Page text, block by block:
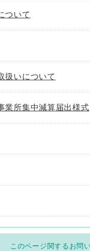
ついて
扱いについて
所集中減算届出様式
このページ関するお問